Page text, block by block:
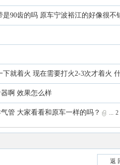
是90齿的吗 原车宁波裕江的好像很不
就着火 现在需要打火2-3次才着火
啊 效果怎么样
管 大家看看和原车一样的吗？ ... 2
返